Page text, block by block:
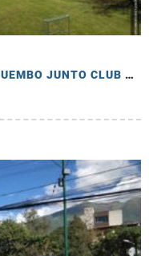
CASA DE VENTA MEJOR SECTOR PUEMBO JUNTO CLUB ARRAYANES 2900m2 TERRENO